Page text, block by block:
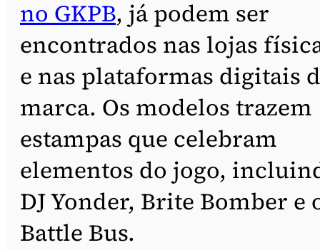
no GKPB, já podem ser
encontrados nas lojas
e nas plataformas digitais
marca. Os modelos trazem
estampas que celebram
elementos do jogo,
DJ Yonder, Brite Bomber e
Battle Bus.